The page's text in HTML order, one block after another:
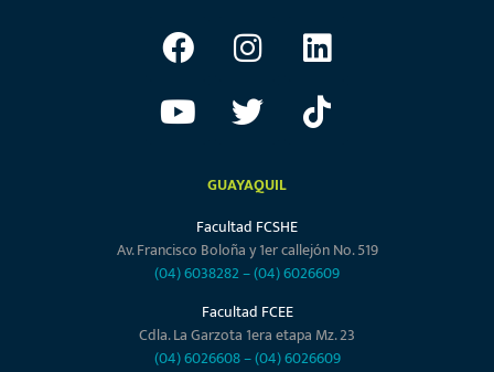
GUAYAQUIL
Facultad FCSHE
Av. Francisco Boloña y 1er callejón No. 519
(04) 6038282–(04) 6026609
Facultad FCEE
Cdla. La Garzota 1era etapa Mz. 23
(04) 6026608–(04) 6026609